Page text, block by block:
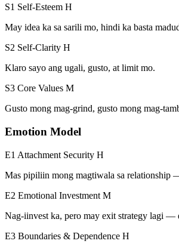
S1 Self-Esteem H
May idea ka sa sarili mo, hindi ka basta
S2 Self-Clarity H
Klaro sayo ang ugali, gusto, at limit mo.
S3 Core Values M
Gusto mong mag-grind, gusto mong mag-
Emotion Model
E1 Attachment Security H
Mas pipiliin mong magtiwala sa relationship
E2 Emotional Investment M
Nag-iinvest ka, pero may exit strategy lagi —
E3 Boundaries & Dependence H